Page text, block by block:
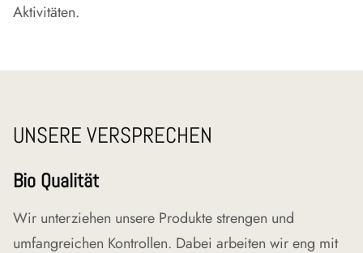
Aktivitäten.
UNSERE VERSPRECHEN
Bio Qualität
Wir unterziehen unsere Produkte strengen und
umfangreichen Kontrollen. Dabei arbeiten wir eng mit